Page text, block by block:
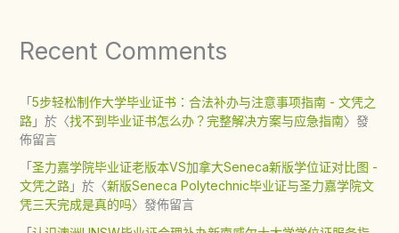
Recent Comments
「5步轻松制作大学毕业证书：合法补办与注意事项指南 - 文凭之
路」於〈找不到毕业证书怎么办？完整解决方案与应急指南〉發
佈留言
「圣力嘉学院毕业证老版本VS加拿大Seneca新版学位证对比图 -
文凭之路」於〈新版Seneca Polytechnic毕业证与圣力嘉学院文
凭三天完成是真的吗〉發佈留言